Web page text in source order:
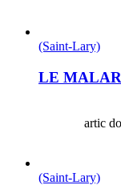
(Saint-Lary)
LE
artic
(Saint-Lary)